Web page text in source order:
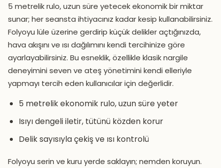
5 metrelik rulo, uzun süre yetecek ekonomik bir miktar
sunar; her seansta ihtiyacınız kadar kesip kullanabilirsiniz.
Folyoyu lüle üzerine gerdirip küçük delikler açtığınızda,
hava akışını ve ısı dağılımını kendi tercihinize göre
ayarlayabilirsiniz. Bu esneklik, özellikle klasik nargile
deneyimini seven ve ateş yönetimini kendi elleriyle
yapmayı tercih eden kullanıcılar için değerlidir.
5 metrelik ekonomik rulo, uzun süre yeter
Isıyı dengeli iletir, tütünü közden korur
Delik sayısıyla çekiş ve ısı kontrolü
Folyoyu serin ve kuru yerde saklayın; nemden koruyun.